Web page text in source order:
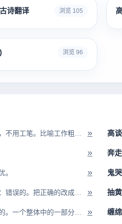
诗翻译 浏览 105
浏览 96
» 高
» 奔
。 » 鬼
» 抽
» 缠